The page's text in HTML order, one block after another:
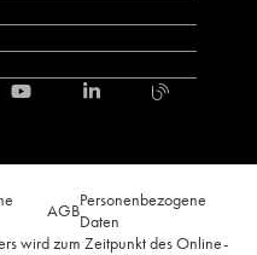
AGBPersonenbezogene
Daten
wird zum Zeitpunkt des Online-